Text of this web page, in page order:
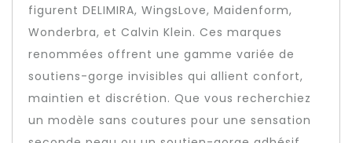
figurent DELIMIRA, WingsLove, Maidenform,
Wonderbra, et Calvin Klein. Ces marques
renommées offrent une gamme variée de
soutiens-gorge invisibles qui allient confort,
maintien et discrétion. Que vous recherchiez
un modèle sans coutures pour une sensation